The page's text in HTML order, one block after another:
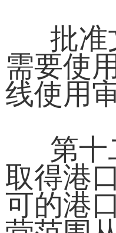
批准
需要使
线使用
第
取得港
可的港